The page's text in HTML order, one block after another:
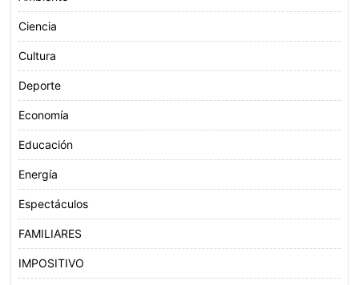
Ciencia
Cultura
Deporte
Economía
Educación
Energía
Espectáculos
FAMILIARES
IMPOSITIVO